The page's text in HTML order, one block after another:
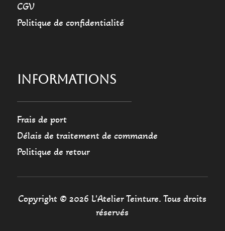
CGV
Politique de confidentialité
INFORMATIONS
Frais de port
Délais de traitement de commande
Politique de retour
Copyright © 2026 L'Atelier Teinture. Tous droits
réservés